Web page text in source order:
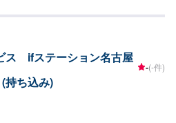
ifステーション名古屋
持ち込み)
-(-件)